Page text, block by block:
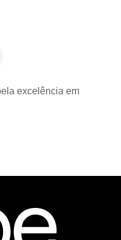
excelência em